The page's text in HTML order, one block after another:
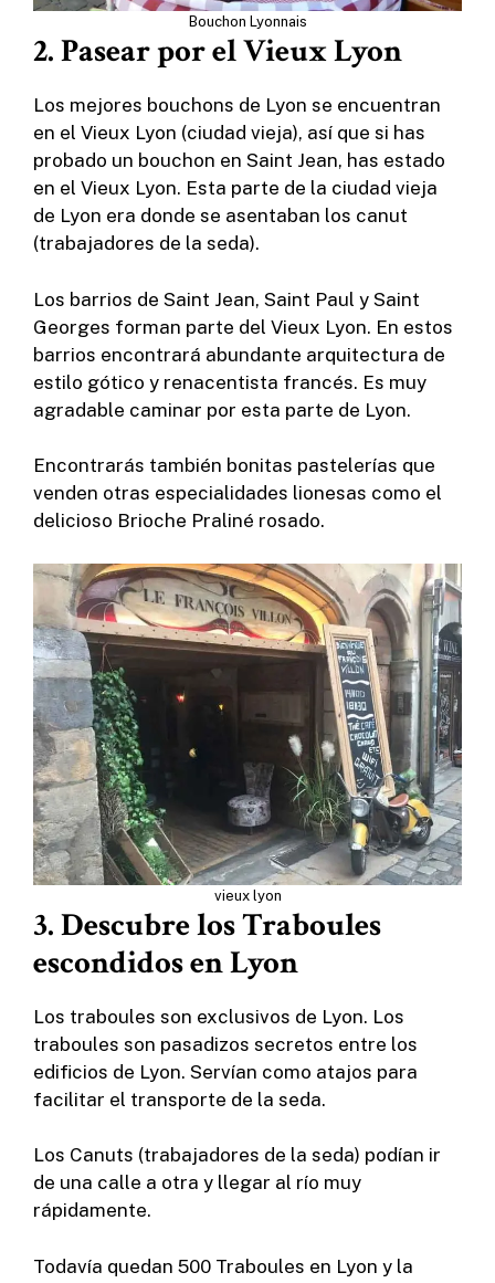
Bouchon Lyonnais
2. Pasear por el Vieux Lyon
Los mejores bouchons de Lyon se encuentran
en el Vieux Lyon (ciudad vieja), así que si has
probado un bouchon en Saint Jean, has estado
en el Vieux Lyon. Esta parte de la ciudad vieja
de Lyon era donde se asentaban los canut
(trabajadores de la seda).
Los barrios de Saint Jean, Saint Paul y Saint
Georges forman parte del Vieux Lyon. En estos
barrios encontrará abundante arquitectura de
estilo gótico y renacentista francés. Es muy
agradable caminar por esta parte de Lyon.
Encontrarás también bonitas pastelerías que
venden otras especialidades lionesas como el
delicioso Brioche Praliné rosado.
vieux lyon
3. Descubre los Traboules
escondidos en Lyon
Los traboules son exclusivos de Lyon. Los
traboules son pasadizos secretos entre los
edificios de Lyon. Servían como atajos para
facilitar el transporte de la seda.
Los Canuts (trabajadores de la seda) podían ir
de una calle a otra y llegar al río muy
rápidamente.
Todavía quedan 500 Traboules en Lyon y la